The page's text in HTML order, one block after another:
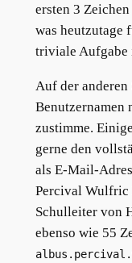
ersten 3
was heutzutage
triviale Aufgabe
Auf der anderen
Benutzernamen
zustimme.
gerne den
als E-Mail-
Percival Wulfric
Schulleiter von
ebenso wie 55